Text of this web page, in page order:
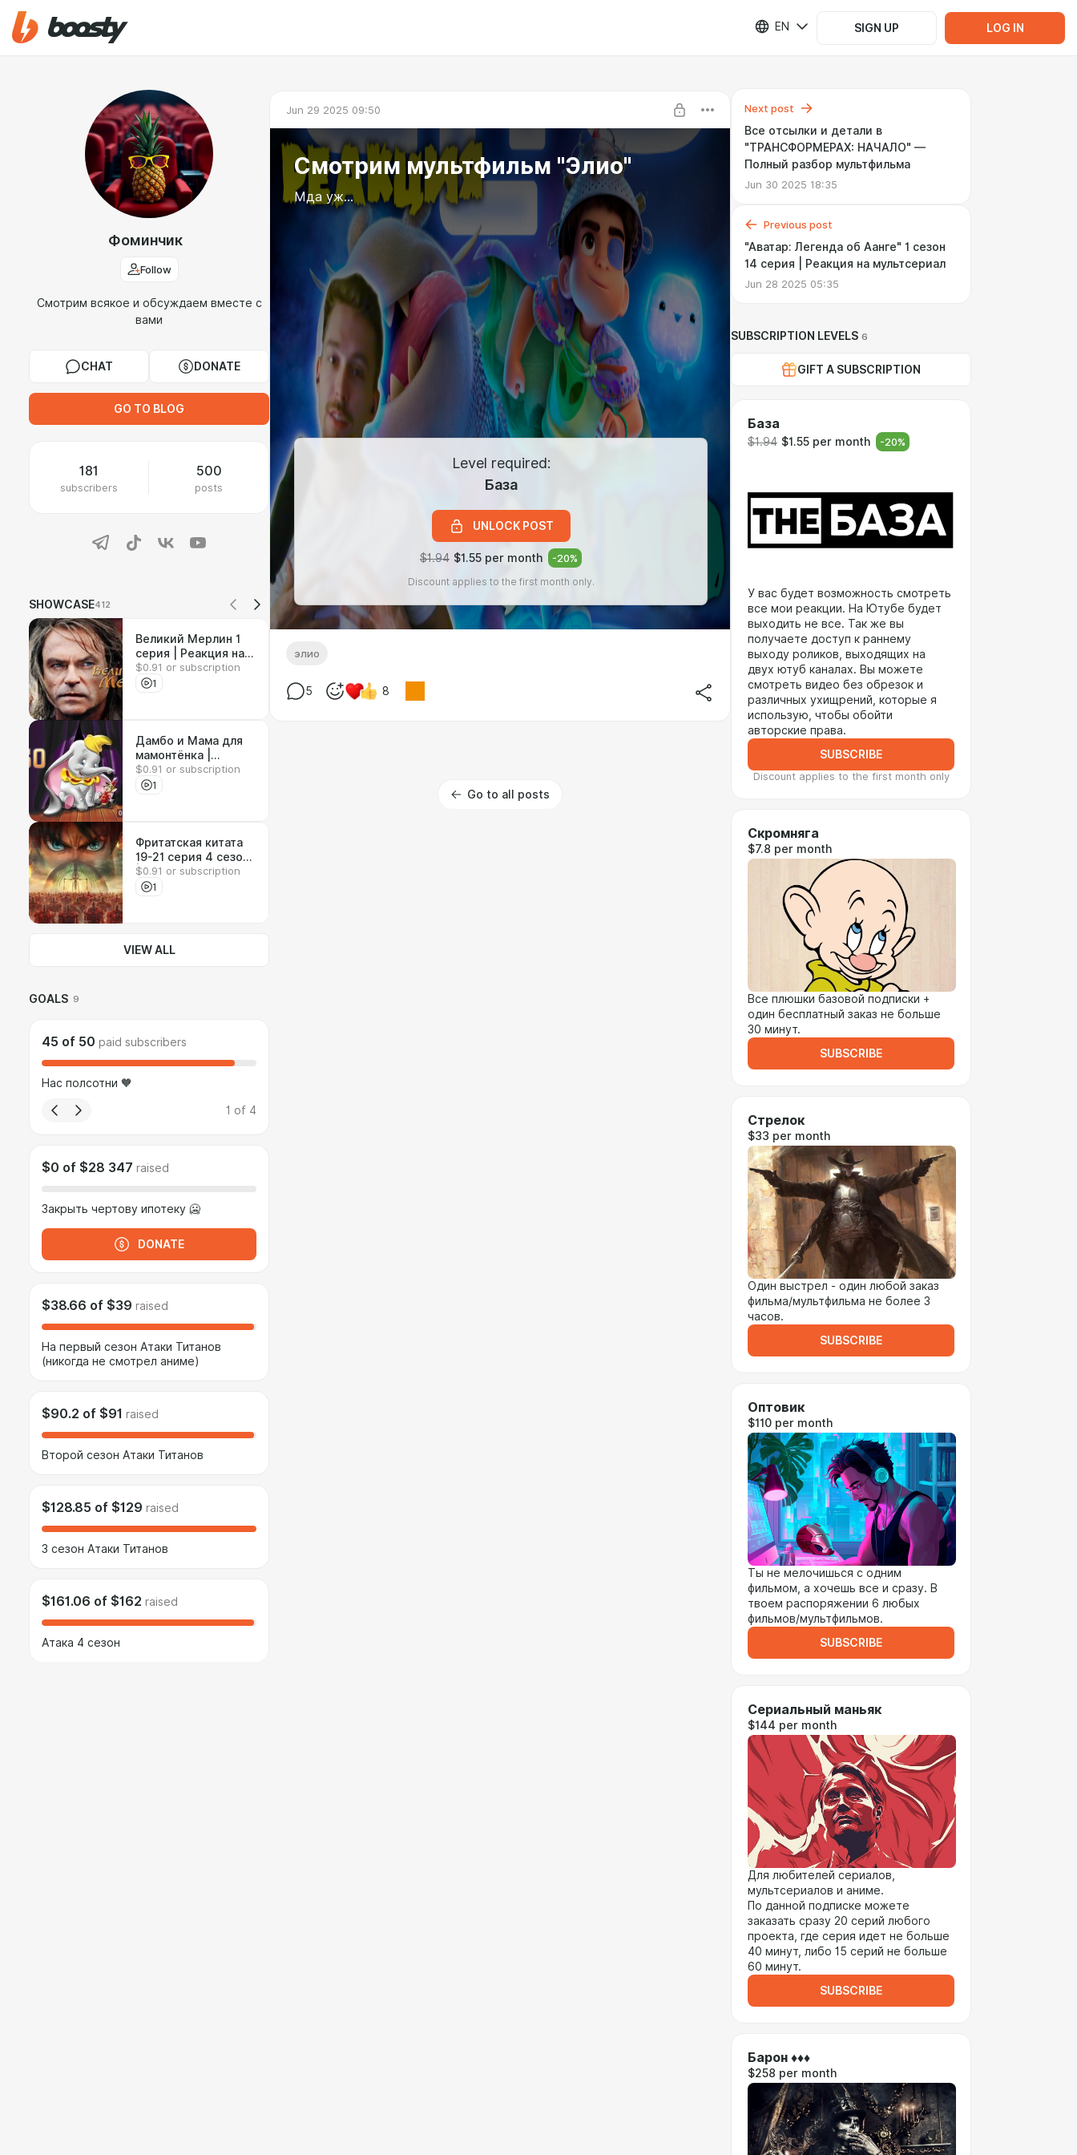
EN SIGN UP LOG IN
Фоминчик
Follow
Смотрим всякое и обсуждаем вместе с
вами
CHAT DONATE
GO TO BLOG
181
subscribers
500
posts
SHOWCASE412
Великий Мерлин 1
серия | Реакция на
сериал
$0.91 or subscription
1
Дамбо и Мама для
мамонтёнка |
Реакция на
мультфильмы
$0.91 or subscription
1
Фритатская китата
19-21 серия 4 сезон
| Реакция на аниме
$0.91 or subscription
1
VIEW ALL
GOALS 9
45 of 50 paid subscribers
Нас полсотни 🧡
1 of 4
$0 of $28 347 raised
Закрыть чертову ипотеку 🥶
DONATE
$38.66 of $39 raised
На первый сезон Атаки Титанов
(никогда не смотрел аниме)
$90.2 of $91 raised
Второй сезон Атаки Титанов
$128.85 of $129 raised
3 сезон Атаки Титанов
$161.06 of $162 raised
Атака 4 сезон
Jun 29 2025 09:50
Смотрим мультфильм "Элио"
Мда уж...
Level required:
База
UNLOCK POST
$1.94 $1.55 per month -20%
Discount applies to the first month only.
элио
5 8
Go to all posts
Next post
Все отсылки и детали в
"ТРАНСФОРМЕРАХ: НАЧАЛО" —
Полный разбор мультфильма
Jun 30 2025 18:35
Previous post
"Аватар: Легенда об Аанге" 1 сезон
14 серия | Реакция на мультсериал
Jun 28 2025 05:35
SUBSCRIPTION LEVELS 6
GIFT A SUBSCRIPTION
База
$1.94 $1.55 per month -20%
У вас будет возможность смотреть
все мои реакции. На Ютубе будет
выходить не все. Так же вы
получаете доступ к раннему
выходу роликов, выходящих на
двух ютуб каналах. Вы можете
смотреть видео без обрезок и
различных ухищрений, которые я
использую, чтобы обойти
авторские права.
SUBSCRIBE
Discount applies to the first month only
Скромняга
$7.8 per month
Все плюшки базовой подписки +
один бесплатный заказ не больше
30 минут.
SUBSCRIBE
Стрелок
$33 per month
Один выстрел - один любой заказ
фильма/мультфильма не более 3
часов.
SUBSCRIBE
Оптовик
$110 per month
Ты не мелочишься с одним
фильмом, а хочешь все и сразу. В
твоем распоряжении 6 любых
фильмов/мультфильмов.
SUBSCRIBE
Сериальный маньяк
$144 per month
Для любителей сериалов,
мультсериалов и аниме.
По данной подписке можете
заказать сразу 20 серий любого
проекта, где серия идет не больше
40 минут, либо 15 серий не больше
60 минут.
SUBSCRIBE
Барон ♦♦♦
$258 per month